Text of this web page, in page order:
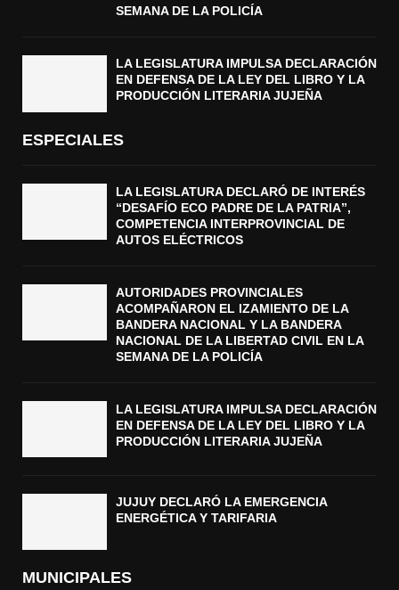
SEMANA DE LA POLICÍA
LA LEGISLATURA IMPULSA DECLARACIÓN
EN DEFENSA DE LA LEY DEL LIBRO Y LA
PRODUCCIÓN LITERARIA JUJEÑA
ESPECIALES
LA LEGISLATURA DECLARÓ DE INTERÉS
“DESAFÍO ECO PADRE DE LA PATRIA”,
COMPETENCIA INTERPROVINCIAL DE
AUTOS ELÉCTRICOS
AUTORIDADES PROVINCIALES
ACOMPAÑARON EL IZAMIENTO DE LA
BANDERA NACIONAL Y LA BANDERA
NACIONAL DE LA LIBERTAD CIVIL EN LA
SEMANA DE LA POLICÍA
LA LEGISLATURA IMPULSA DECLARACIÓN
EN DEFENSA DE LA LEY DEL LIBRO Y LA
PRODUCCIÓN LITERARIA JUJEÑA
JUJUY DECLARÓ LA EMERGENCIA
ENERGÉTICA Y TARIFARIA
MUNICIPALES